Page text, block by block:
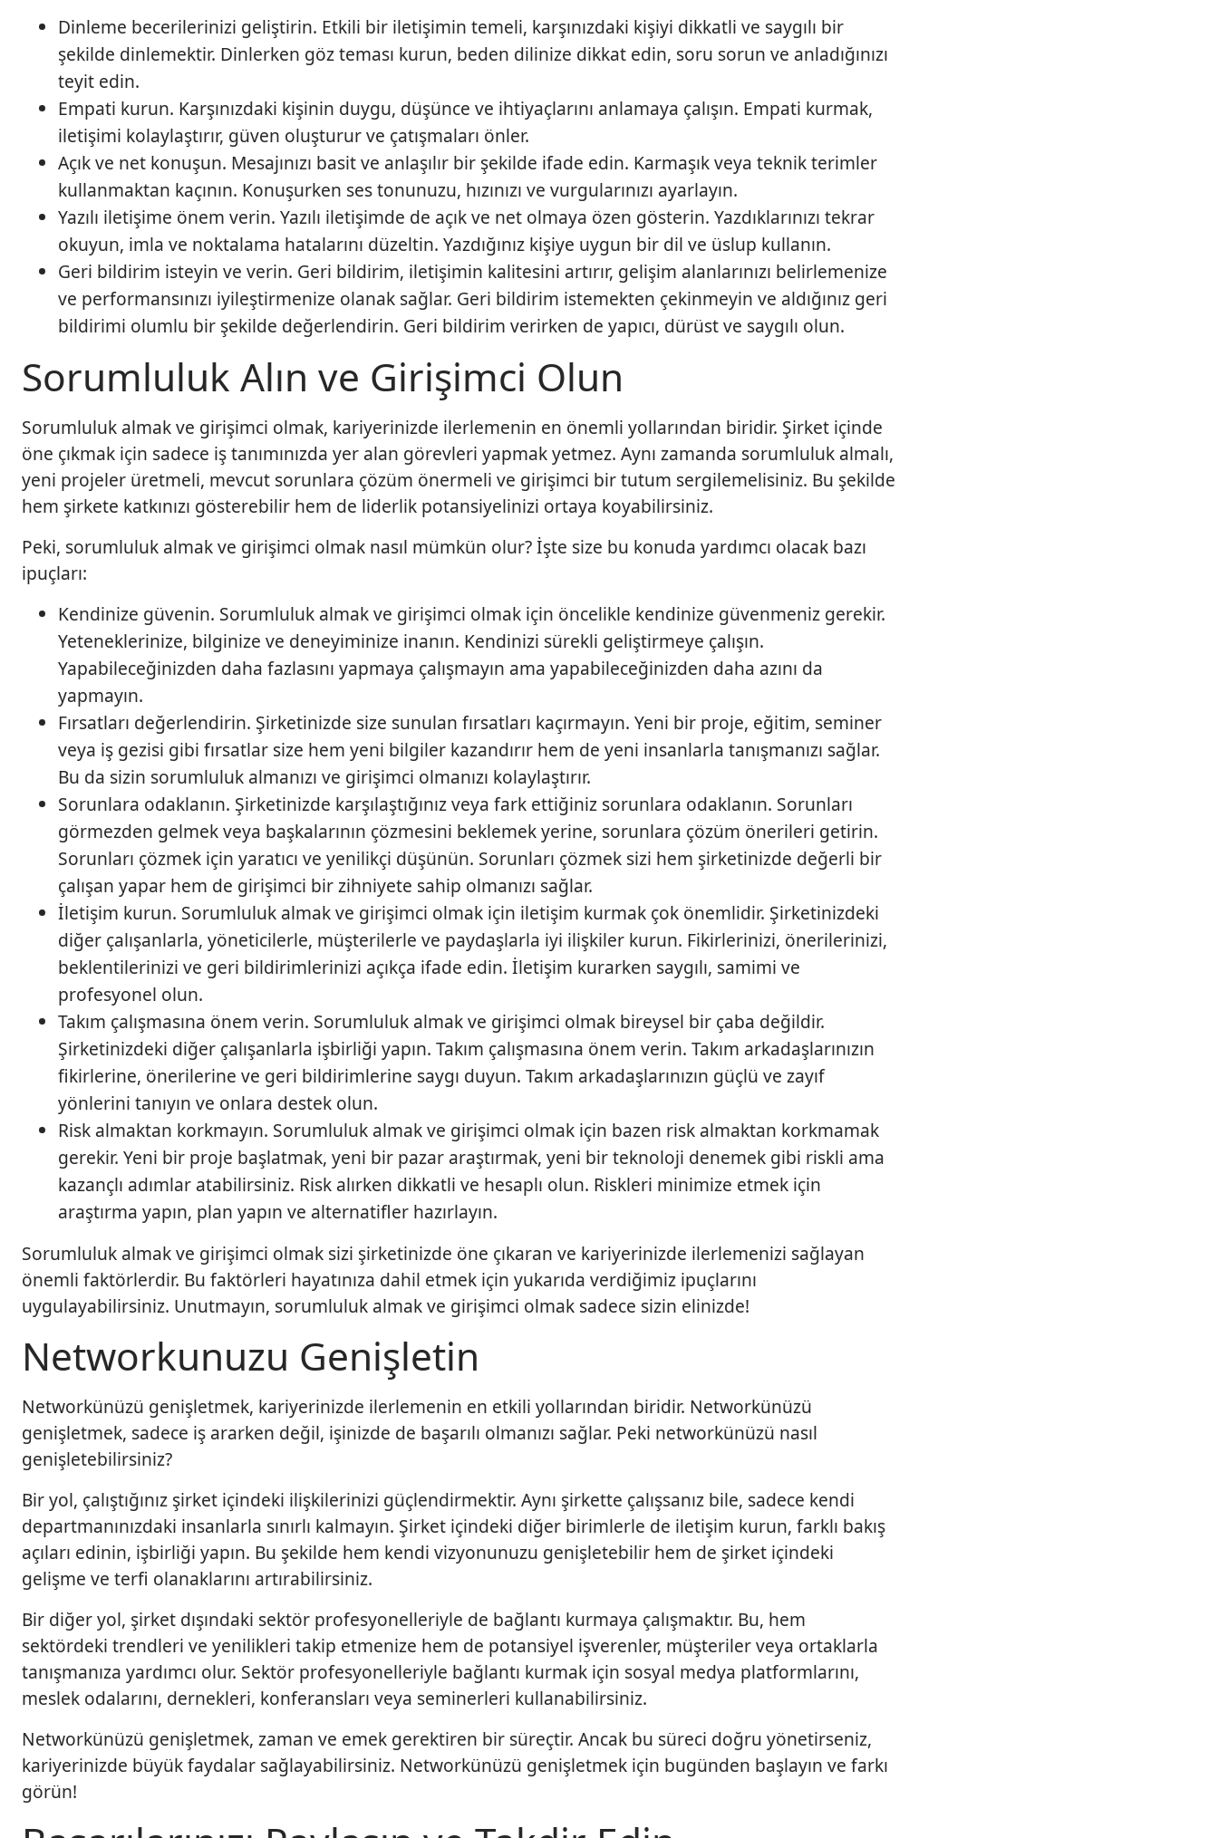
Dinleme becerilerinizi geliştirin. Etkili bir iletişimin temeli, karşınızdaki kişiyi dikkatli ve saygılı bir
şekilde dinlemektir. Dinlerken göz teması kurun, beden dilinize dikkat edin, soru sorun ve anladığınızı
teyit edin.
Empati kurun. Karşınızdaki kişinin duygu, düşünce ve ihtiyaçlarını anlamaya çalışın. Empati kurmak,
iletişimi kolaylaştırır, güven oluşturur ve çatışmaları önler.
Açık ve net konuşun. Mesajınızı basit ve anlaşılır bir şekilde ifade edin. Karmaşık veya teknik terimler
kullanmaktan kaçının. Konuşurken ses tonunuzu, hızınızı ve vurgularınızı ayarlayın.
Yazılı iletişime önem verin. Yazılı iletişimde de açık ve net olmaya özen gösterin. Yazdıklarınızı tekrar
okuyun, imla ve noktalama hatalarını düzeltin. Yazdığınız kişiye uygun bir dil ve üslup kullanın.
Geri bildirim isteyin ve verin. Geri bildirim, iletişimin kalitesini artırır, gelişim alanlarınızı belirlemenize
ve performansınızı iyileştirmenize olanak sağlar. Geri bildirim istemekten çekinmeyin ve aldığınız geri
bildirimi olumlu bir şekilde değerlendirin. Geri bildirim verirken de yapıcı, dürüst ve saygılı olun.
Sorumluluk Alın ve Girişimci Olun
Sorumluluk almak ve girişimci olmak, kariyerinizde ilerlemenin en önemli yollarından biridir. Şirket içinde
öne çıkmak için sadece iş tanımınızda yer alan görevleri yapmak yetmez. Aynı zamanda sorumluluk almalı,
yeni projeler üretmeli, mevcut sorunlara çözüm önermeli ve girişimci bir tutum sergilemelisiniz. Bu şekilde
hem şirkete katkınızı gösterebilir hem de liderlik potansiyelinizi ortaya koyabilirsiniz.
Peki, sorumluluk almak ve girişimci olmak nasıl mümkün olur? İşte size bu konuda yardımcı olacak bazı
ipuçları:
Kendinize güvenin. Sorumluluk almak ve girişimci olmak için öncelikle kendinize güvenmeniz gerekir.
Yeteneklerinize, bilginize ve deneyiminize inanın. Kendinizi sürekli geliştirmeye çalışın.
Yapabileceğinizden daha fazlasını yapmaya çalışmayın ama yapabileceğinizden daha azını da
yapmayın.
Fırsatları değerlendirin. Şirketinizde size sunulan fırsatları kaçırmayın. Yeni bir proje, eğitim, seminer
veya iş gezisi gibi fırsatlar size hem yeni bilgiler kazandırır hem de yeni insanlarla tanışmanızı sağlar.
Bu da sizin sorumluluk almanızı ve girişimci olmanızı kolaylaştırır.
Sorunlara odaklanın. Şirketinizde karşılaştığınız veya fark ettiğiniz sorunlara odaklanın. Sorunları
görmezden gelmek veya başkalarının çözmesini beklemek yerine, sorunlara çözüm önerileri getirin.
Sorunları çözmek için yaratıcı ve yenilikçi düşünün. Sorunları çözmek sizi hem şirketinizde değerli bir
çalışan yapar hem de girişimci bir zihniyete sahip olmanızı sağlar.
İletişim kurun. Sorumluluk almak ve girişimci olmak için iletişim kurmak çok önemlidir. Şirketinizdeki
diğer çalışanlarla, yöneticilerle, müşterilerle ve paydaşlarla iyi ilişkiler kurun. Fikirlerinizi, önerilerinizi,
beklentilerinizi ve geri bildirimlerinizi açıkça ifade edin. İletişim kurarken saygılı, samimi ve
profesyonel olun.
Takım çalışmasına önem verin. Sorumluluk almak ve girişimci olmak bireysel bir çaba değildir.
Şirketinizdeki diğer çalışanlarla işbirliği yapın. Takım çalışmasına önem verin. Takım arkadaşlarınızın
fikirlerine, önerilerine ve geri bildirimlerine saygı duyun. Takım arkadaşlarınızın güçlü ve zayıf
yönlerini tanıyın ve onlara destek olun.
Risk almaktan korkmayın. Sorumluluk almak ve girişimci olmak için bazen risk almaktan korkmamak
gerekir. Yeni bir proje başlatmak, yeni bir pazar araştırmak, yeni bir teknoloji denemek gibi riskli ama
kazançlı adımlar atabilirsiniz. Risk alırken dikkatli ve hesaplı olun. Riskleri minimize etmek için
araştırma yapın, plan yapın ve alternatifler hazırlayın.
Sorumluluk almak ve girişimci olmak sizi şirketinizde öne çıkaran ve kariyerinizde ilerlemenizi sağlayan
önemli faktörlerdir. Bu faktörleri hayatınıza dahil etmek için yukarıda verdiğimiz ipuçlarını
uygulayabilirsiniz. Unutmayın, sorumluluk almak ve girişimci olmak sadece sizin elinizde!
Networkunuzu Genişletin
Networkünüzü genişletmek, kariyerinizde ilerlemenin en etkili yollarından biridir. Networkünüzü
genişletmek, sadece iş ararken değil, işinizde de başarılı olmanızı sağlar. Peki networkünüzü nasıl
genişletebilirsiniz?
Bir yol, çalıştığınız şirket içindeki ilişkilerinizi güçlendirmektir. Aynı şirkette çalışsanız bile, sadece kendi
departmanınızdaki insanlarla sınırlı kalmayın. Şirket içindeki diğer birimlerle de iletişim kurun, farklı bakış
açıları edinin, işbirliği yapın. Bu şekilde hem kendi vizyonunuzu genişletebilir hem de şirket içindeki
gelişme ve terfi olanaklarını artırabilirsiniz.
Bir diğer yol, şirket dışındaki sektör profesyonelleriyle de bağlantı kurmaya çalışmaktır. Bu, hem
sektördeki trendleri ve yenilikleri takip etmenize hem de potansiyel işverenler, müşteriler veya ortaklarla
tanışmanıza yardımcı olur. Sektör profesyonelleriyle bağlantı kurmak için sosyal medya platformlarını,
meslek odalarını, dernekleri, konferansları veya seminerleri kullanabilirsiniz.
Networkünüzü genişletmek, zaman ve emek gerektiren bir süreçtir. Ancak bu süreci doğru yönetirseniz,
kariyerinizde büyük faydalar sağlayabilirsiniz. Networkünüzü genişletmek için bugünden başlayın ve farkı
görün!